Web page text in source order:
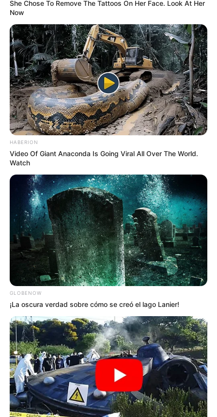
TEMAS RELACIONADOS
SAN GIL PUENTE RESTRICCIONES
MOVILIDAD
VÍAS DE SANTANDER
VÍAS DE SANTANDER EN ARREGLO
MANTÉNGASE EN ALERTA
Tenemos todas las noticias que le
interesan. Para estar bien informado, por
favor, active las notificaciones de Alerta.
TEMAS DESTACADOS
CIERRES VIALES EN BUCARAMANGA
TRANSVERSAL DEL CARARE
FLORIDABLANCA
LLUVIAS EN SANTANDER
CIERRES VIALES EN SANTANDER
She Chose To Remove The Tattoos On Her Face. Look At Her
Now
HABERION
Video Of Giant Anaconda Is Going Viral All Over The World.
Watch
GLOBENOW
¡La oscura verdad sobre cómo se creó el lago Lanier!